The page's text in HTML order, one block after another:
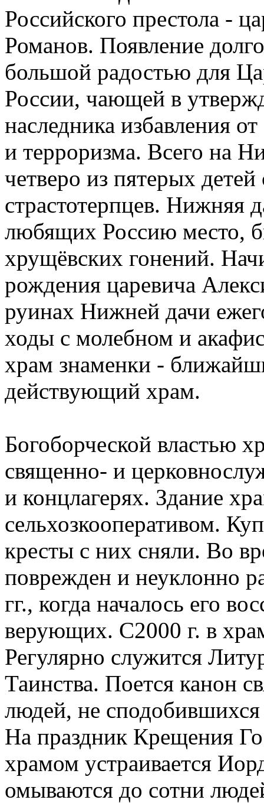
Российского престола -
Романов. Появление
большой радостью для
России, чающей в
наследника избавления
и терроризма. Всего на
четверо из пятерых
страстотерпцев. Нижняя
любящих Россию место,
хрущёвских гонений.
рождения царевича
руинах Нижней дачи
ходы с молебном и
храм знаменки -
действующий храм.
Богоборческой властью
священно- и
и концлагерях. Здание
сельхозкооперативом.
кресты с них сняли. Во
поврежден и неуклонно
гг., когда началось его
верующих. С2000 г. в
Регулярно служится
Таинства. Поется канон
людей, не сподобившихся
На праздник Крещения
храмом устраивается
омываются до сотни